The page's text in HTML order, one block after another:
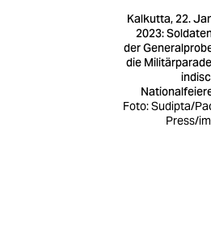
Kalkutta, 22.
2023:
der
die
Foto: Sudipta/
Press/